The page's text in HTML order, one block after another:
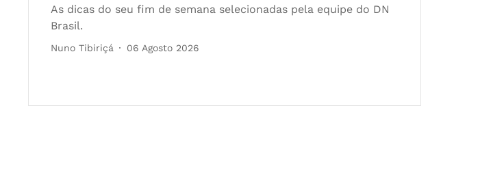
As dicas do seu fim de semana selecionadas pela equipe do DN
Brasil.
Nuno Tibiriçá 06 Agosto 2026